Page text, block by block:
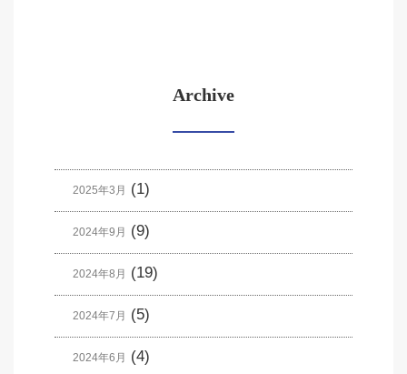
Archive
2025年3月 (1)
2024年9月 (9)
2024年8月 (19)
2024年7月 (5)
2024年6月 (4)